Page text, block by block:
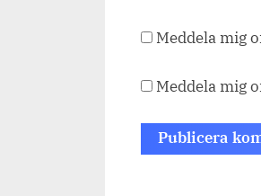
Meddela mig
Meddela mig